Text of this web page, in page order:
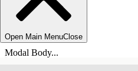
Open Main MenuClose
Modal Body...